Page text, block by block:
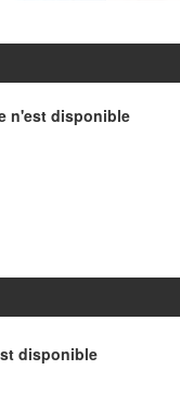
n'est disponible
disponible